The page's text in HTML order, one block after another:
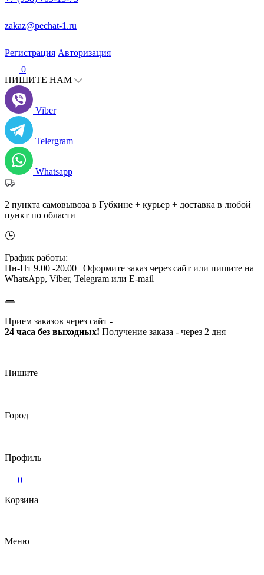
zakaz@pechat-1.ru
Регистрация Авторизация
0
ПИШИТЕ НАМ
Viber
Telergram
Whatsapp
2 пункта самовывоза в Губкине + курьер + доставка в любой
пункт по области
График работы:
Пн-Пт 9.00 -20.00 | Оформите заказ через сайт или пишите на
WhatsApp, Viber, Telegram или E-mail
Прием заказов через сайт -
24 часа без выходных! Получение заказа - через 2 дня
Пишите
Город
Профиль
0
Корзина
Меню